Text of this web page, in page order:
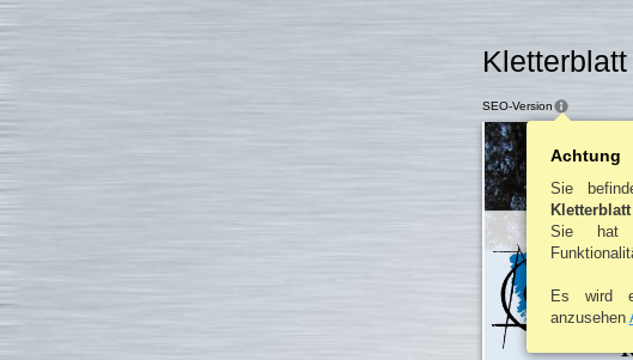
SEO-Version
Achtung
Sie
Kletterblatt
Sie hat
Es wird
anzusehen